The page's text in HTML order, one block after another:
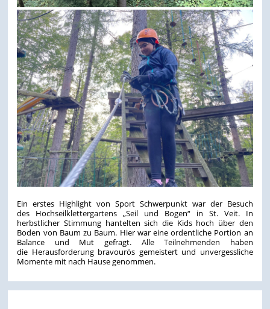
Ein erstes Highlight von Sport Schwerpunkt war der Besuch
des Hochseilklettergartens „Seil und Bogen“ in St. Veit. In
herbstlicher Stimmung hantelten sich die Kids hoch über den
Boden von Baum zu Baum. Hier war eine ordentliche Portion an
Balance und Mut gefragt. Alle Teilnehmenden haben
die Herausforderung bravourös gemeistert und unvergessliche
Momente mit nach Hause genommen.